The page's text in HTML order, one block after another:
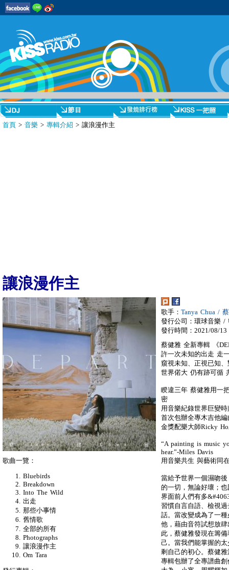
首頁 > 音樂 > 專輯介紹 > 讓浪漫作主
讓浪漫作主
歌手： Tanya Chua /
發行公司：環球音樂 /
發行時間：2021/08/13
蔡健雅 全新專輯 《
許一次未知的出走 走
窺視未知、正視已知
世界偌大 仍有跡可循
睽違三年 蔡健雅用一
密
用音樂紀錄世界巨變
首次包辦全專木吉他
金獎配樂大師Ricky
“A painting is music
hear.”-Miles Davis
用音樂共生 與藝術同
當給予世界一個濕吻
的一切，無論好壞；
界面前人們有多
習慣自言自語、檢視
話。當改變成為了一
他，藉由音符試想放
此，蔡健雅發現在籌
己。當我們能掌握的
剩自己的初心。蔡健
專輯包辦了全專譜曲
歌曲一覽：
Bluebirds
Breakdown
Into The Wild
出走
那些小事情
舊情歌
全部的所有
Photographs
讓浪漫作主
Om Tara